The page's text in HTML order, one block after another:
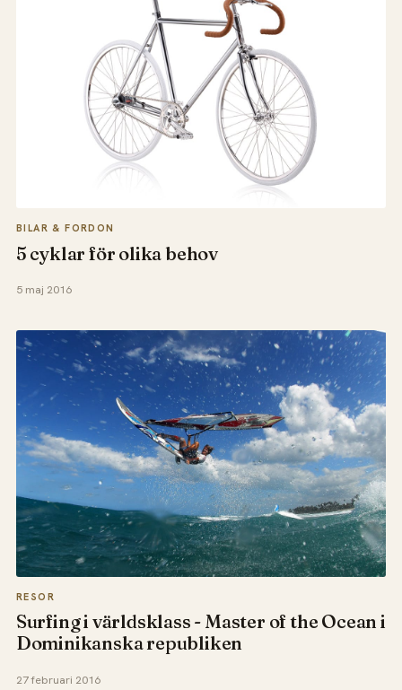
BILAR & FORDON
5 cyklar för olika behov
5 maj 2016
RESOR
Surfing i världsklass - Master of the Ocean i
Dominikanska republiken
27 februari 2016